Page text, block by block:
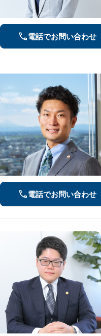
電話でお問い合わせ
電話でお問い合わせ